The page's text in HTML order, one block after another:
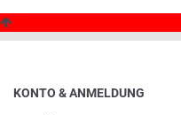
KONTO & ANMELDUNG